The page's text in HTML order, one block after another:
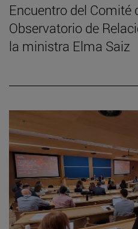
Encuentro del Comité
Observatorio de
la ministra Elma Saiz